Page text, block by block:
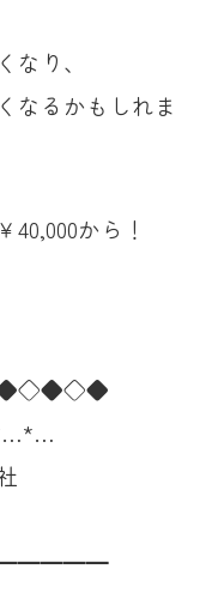
り、
なるかもしれま
から！